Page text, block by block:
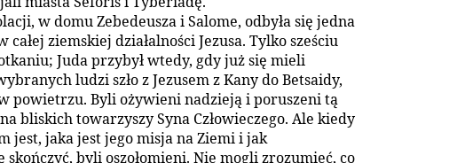
w domu Zebedeusza i Salome, odbyła się jedna
ziemskiej działalności Jezusa. Tylko sześciu
Juda przybył wtedy, gdy już się mieli
ludzi szło z Jezusem z Kany do Betsaidy,
powietrzu. Byli ożywieni nadzieją i poruszeni tą
bliskich towarzyszy Syna Człowieczego. Ale kiedy
jest, jaka jest jego misja na Ziemi i jak
byli oszołomieni. Nie mogli zrozumieć, co